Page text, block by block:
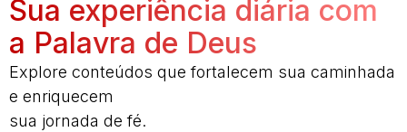
Sua experiência diária com
a Palavra de Deus
Explore conteúdos que fortalecem sua caminhada
e enriquecem
sua jornada de fé.